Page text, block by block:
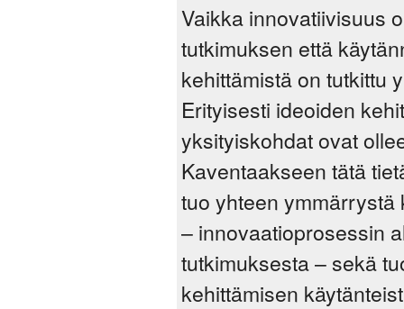
Vaikka innovatiivisuus
tutkimuksen että
kehittämistä on tutkittu
Erityisesti ideoiden
yksityiskohdat ovat
Kaventaakseen tätä
tuo yhteen
– innovaatioprosessin
tutkimuksesta – sekä
kehittämisen